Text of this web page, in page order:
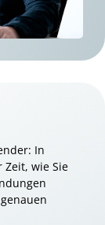
In
Zeit, wie Sie